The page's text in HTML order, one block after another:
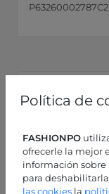
Política de
FASHIONPO
ofrecerle la mejor
información sobre
para
las cookies la
P63260002787C2